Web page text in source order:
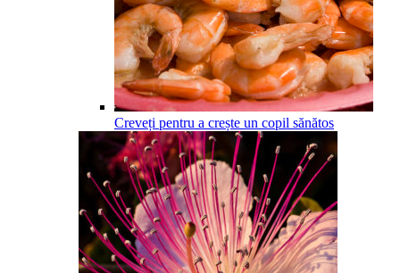
Creveți pentru a crește un copil sănătos